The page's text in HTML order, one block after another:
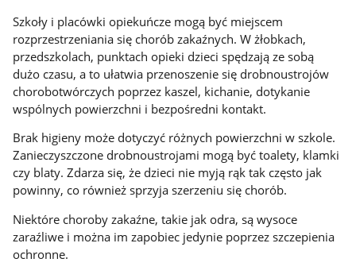
Szkoły i placówki opiekuńcze mogą być miejscem
rozprzestrzeniania się chorób zakaźnych. W żłobkach,
przedszkolach, punktach opieki dzieci spędzają ze sobą
dużo czasu, a to ułatwia przenoszenie się drobnoustrojów
chorobotwórczych poprzez kaszel, kichanie, dotykanie
wspólnych powierzchni i bezpośredni kontakt.
Brak higieny może dotyczyć różnych powierzchni w szkole.
Zanieczyszczone drobnoustrojami mogą być toalety, klamki
czy blaty. Zdarza się, że dzieci nie myją rąk tak często jak
powinny, co również sprzyja szerzeniu się chorób.
Niektóre choroby zakaźne, takie jak odra, są wysoce
zaraźliwe i można im zapobiec jedynie poprzez szczepienia
ochronne.